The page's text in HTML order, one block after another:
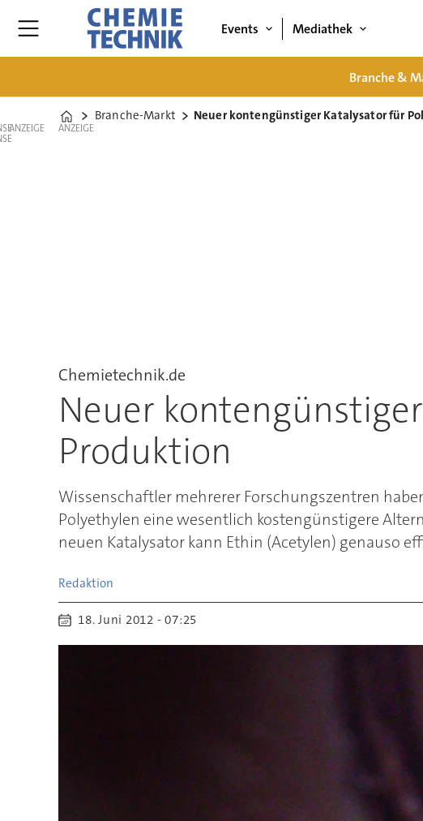
Events Mediathek
Branche &
Home
Branche-Markt Neuer kontengünstiger Katalysator für
ANZEIGE ANZEIGE
Chemietechnik.de
Neuer
Produktion
Wissenschaftler mehrerer Forschungszentren
Polyethylen eine wesentlich kostengünstigere
neuen Katalysator kann Ethin (Acetylen) genauso
Redaktion
18. Juni 2012 - 07:25